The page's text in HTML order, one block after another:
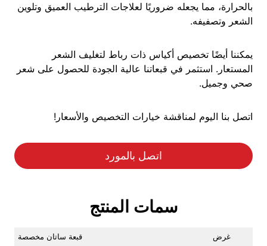
بالحرارة، مما يجعله ضروريًا لعلاجات الترطيب العميق وتلوين
الشعر وتصفيفه.
يمكننا أيضًا تخصيص أكياس ذات رباط لتغليف الشعر
المستعار. استثمر في قبعاتنا عالية الجودة للحصول على شعر
صحي وجميل.
اتصل بنا اليوم لمناقشة خيارات التخصيص والأسعار!
اتصل بالمورد
سمات المنتج
غرض قبعة ساتان مخصصة